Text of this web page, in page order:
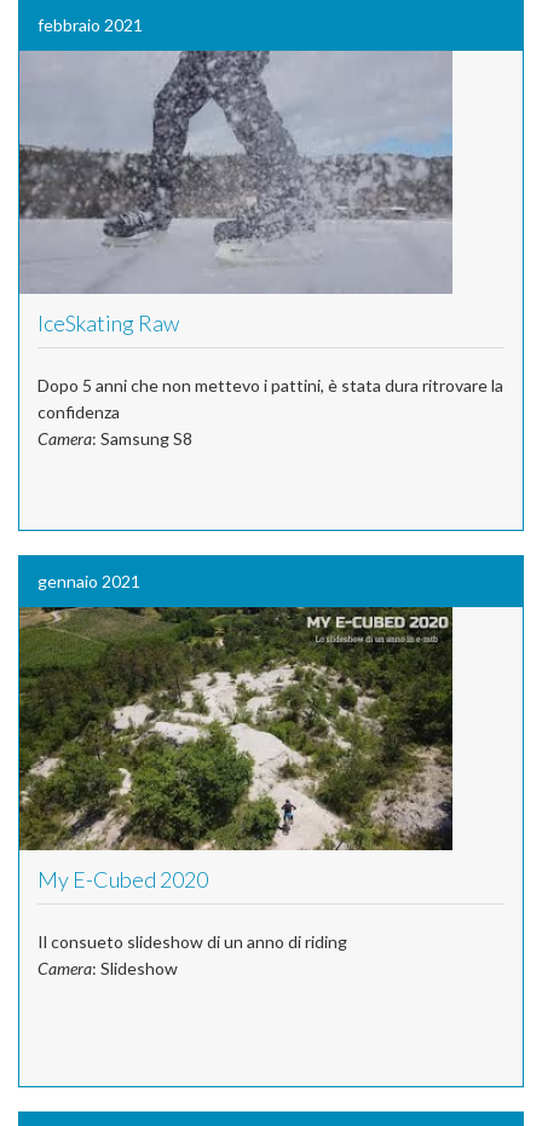
febbraio 2021
IceSkating Raw
Dopo 5 anni che non mettevo i pattini, è stata dura ritrovare la
confidenza
Camera: Samsung S8
gennaio 2021
My E-Cubed 2020
Il consueto slideshow di un anno di riding
Camera: Slideshow